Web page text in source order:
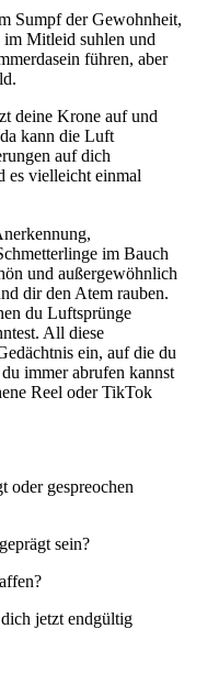
Sumpf der Gewohnheit,
im Mitleid suhlen und
führen, aber
deine Krone auf und
kann die Luft
auf dich
es vielleicht einmal
im Bauch
und außergewöhnlich
dir den Atem rauben.
du Luftsprünge
All diese
ein, auf die du
immer abrufen kannst
Reel oder TikTok
oder gespreochen
sein?
jetzt endgültig